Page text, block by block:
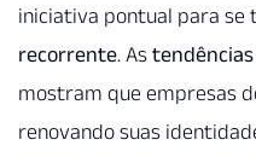
iniciativa pontual para se
recorrente. As
mostram que empresas
renovando suas